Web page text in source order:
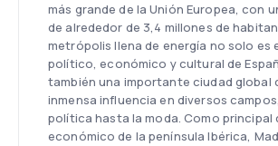
más grande de la Unión Europea, con
de alrededor de 3,4 millones de
metrópolis llena de energía no solo es
político, económico y cultural de
también una importante ciudad global
inmensa influencia en diversos
política hasta la moda. Como principal
económico de la península Ibérica,